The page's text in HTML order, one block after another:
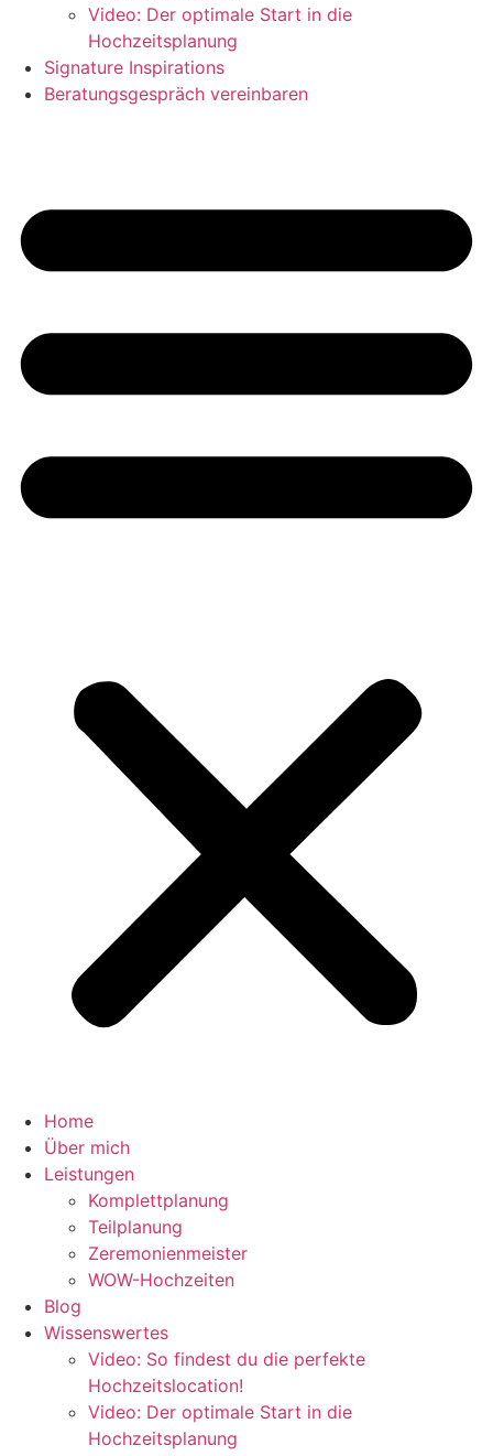
Video: Der optimale Start in die
Hochzeitsplanung
Signature Inspirations
Beratungsgespräch vereinbaren
Home
Über mich
Leistungen
Komplettplanung
Teilplanung
Zeremonienmeister
WOW-Hochzeiten
Blog
Wissenswertes
Video: So findest du die perfekte
Hochzeitslocation!
Video: Der optimale Start in die
Hochzeitsplanung